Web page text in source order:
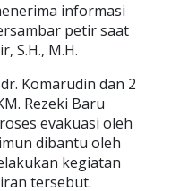
informasi
petir saat
S.H., M.H.
Komarudin dan 2
Rezeki Baru
evakuasi oleh
dibantu oleh
kegiatan
tersebut.